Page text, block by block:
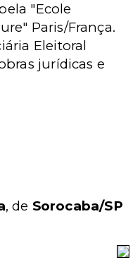
"Ecole
Paris/França.
Eleitoral
jurídicas e
, de Sorocaba/SP